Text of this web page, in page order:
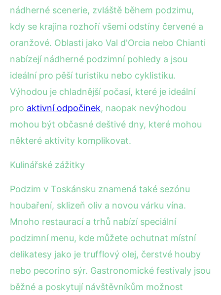
nádherné scenerie, zvláště během podzimu,
kdy se krajina rozhoří všemi odstíny červené a
oranžové. Oblasti jako Val d'Orcia nebo Chianti
nabízejí nádherné podzimní pohledy a jsou
ideální pro pěší turistiku nebo cyklistiku.
Výhodou je chladnější počasí, které je ideální
pro aktivní odpočinek, naopak nevýhodou
mohou být občasné deštivé dny, které mohou
některé aktivity komplikovat.
Kulinářské zážitky
Podzim v Toskánsku znamená také sezónu
houbaření, sklizeň oliv a novou várku vína.
Mnoho restaurací a trhů nabízí speciální
podzimní menu, kde můžete ochutnat místní
delikatesy jako je trufflový olej, čerstvé houby
nebo pecorino sýr. Gastronomické festivaly jsou
běžné a poskytují návštěvníkům možnost